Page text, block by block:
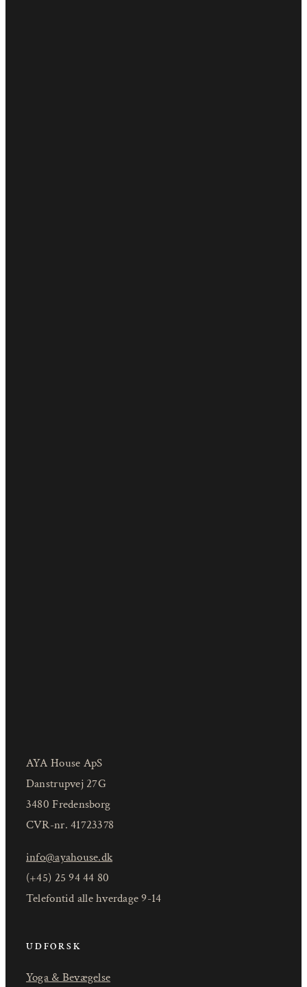
AYA House ApS
Danstrupvej 27G
3480 Fredensborg
CVR-nr. 41723378
info@ayahouse.dk
(+45) 25 94 44 80
Telefontid alle hverdage 9-14
UDFORSK
Yoga & Bevægelse